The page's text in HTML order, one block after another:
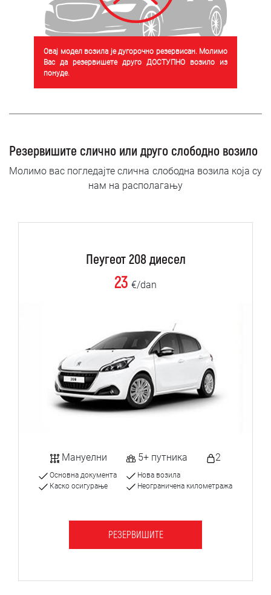
Овај модел возила је дугорочно резервисан. Молимо
Вас да резервишете друго ДОСТУПНО возило из
понуде.
Резервишите слично или друго слободно возило
Молимо вас погледајте слична слободна возила која су
нам на располагању
Пеугеот 208 диесел
23 €/dan
Мануелни 5+ путника 2
Основна документа
Каско осигурање
Нова возила
Неограничена километража
РЕЗЕРВИШИТЕ